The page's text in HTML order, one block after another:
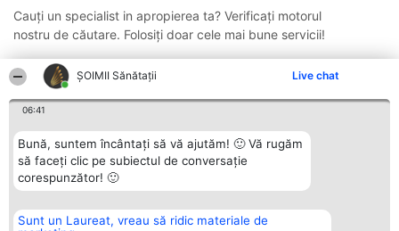
ŞOIMII Sănătații Live chat
06:41
Bună, suntem încântați să vă ajutăm! 🙂 Vă rugăm
să faceți clic pe subiectul de conversație
corespunzător! 🙂
Sunt un Laureat, vreau să ridic materiale de
Cauți un specialist in apropierea ta? Verificați motorul
nostru de căutare. Folosiți doar cele mai bune servicii!
Organizator Ranking Plebiscyt Contact